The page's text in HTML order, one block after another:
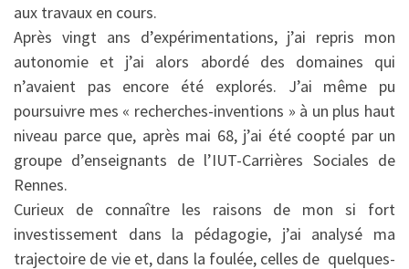
aux travaux en cours.
Après vingt ans d’expérimentations, j’ai repris mon
autonomie et j’ai alors abordé des domaines qui
n’avaient pas encore été explorés. J’ai même pu
poursuivre mes « recherches-inventions » à un plus haut
niveau parce que, après mai 68, j’ai été coopté par un
groupe d’enseignants de l’IUT-Carrières Sociales de
Rennes.
Curieux de connaître les raisons de mon si fort
investissement dans la pédagogie, j’ai analysé ma
trajectoire de vie et, dans la foulée, celles de quelques-